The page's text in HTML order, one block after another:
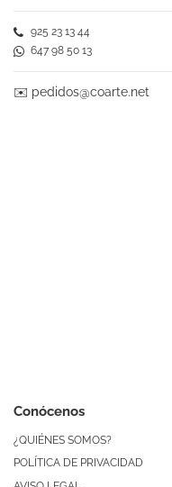
Conócenos
¿QUIÉNES SOMOS?
POLÍTICA DE PRIVACIDAD
925 23 13 44
647 98 50 13
✉️ pedidos@coarte.net